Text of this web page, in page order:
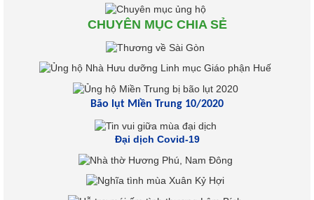
CHUYÊN MỤC CHIA SẺ
Bão lụt Miền Trung 10/2020
Đại dịch Covid-19